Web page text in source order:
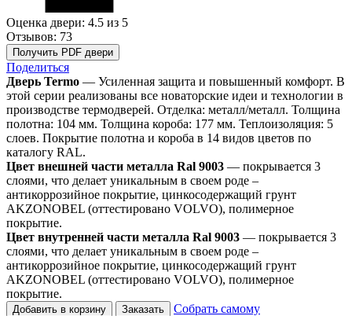
Оценка двери: 4.5 из 5
Отзывов: 73
Получить PDF двери
Поделиться
Дверь Termo — Усиленная защита и повышенный комфорт. В
этой серии реализованы все новаторские идеи и технологии в
производстве термодверей. Отделка: металл/металл. Толщина
полотна: 104 мм. Толщина короба: 177 мм. Теплоизоляция: 5
слоев. Покрытие полотна и короба в 14 видов цветов по
каталогу RAL.
Цвет внешней части металла Ral 9003 — покрывается 3
слоями, что делает уникальным в своем роде –
антикоррозийное покрытие, цинкосодержащий грунт
AKZONOBEL (оттестировано VOLVO), полимерное
покрытие.
Цвет внутренней части металла Ral 9003 — покрывается 3
слоями, что делает уникальным в своем роде –
антикоррозийное покрытие, цинкосодержащий грунт
AKZONOBEL (оттестировано VOLVO), полимерное
покрытие.
Добавить в корзину Заказать
Собрать самому